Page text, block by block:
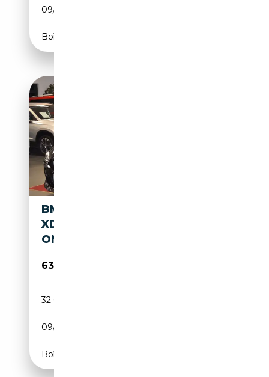
09/2021
Boîte automatique
BMW M850 I
XDRIVE~PANO~22ZOLL~CARB
ON~360°~SPORTAUS.
63 999€
32 000 km
09/2023
Boîte automatique